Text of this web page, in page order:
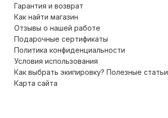
Гарантия и возврат
Как найти магазин
Отзывы о нашей работе
Подарочные сертификаты
Политика конфиденциальности
Условия использования
Как выбрать экипировку? Полезные статьи
Карта сайта